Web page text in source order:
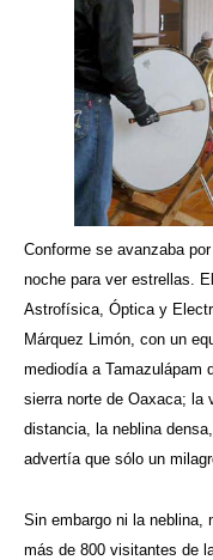
Conforme se avanzaba
noche para ver estrellas.
Astrofísica, Óptica y
Márquez Limón, con un
mediodía a Tamazulápam
sierra norte de Oaxaca; la
distancia, la neblina
advertía que sólo un
Sin embargo ni la neblina,
más de 800 visitantes de